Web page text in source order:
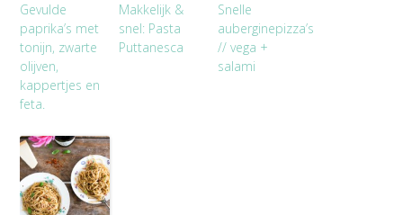
Gevulde
paprika’s met
tonijn, zwarte
olijven,
kappertjes en
feta.
Makkelijk &
snel: Pasta
Puttanesca
Snelle
auberginepizza’s
// vega +
salami